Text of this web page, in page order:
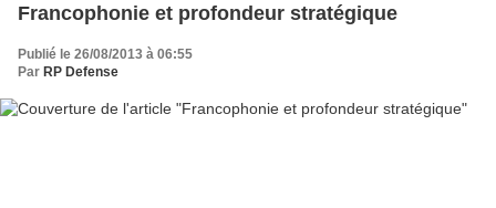
Francophonie et profondeur stratégique
Publié le 26/08/2013 à 06:55
Par RP Defense